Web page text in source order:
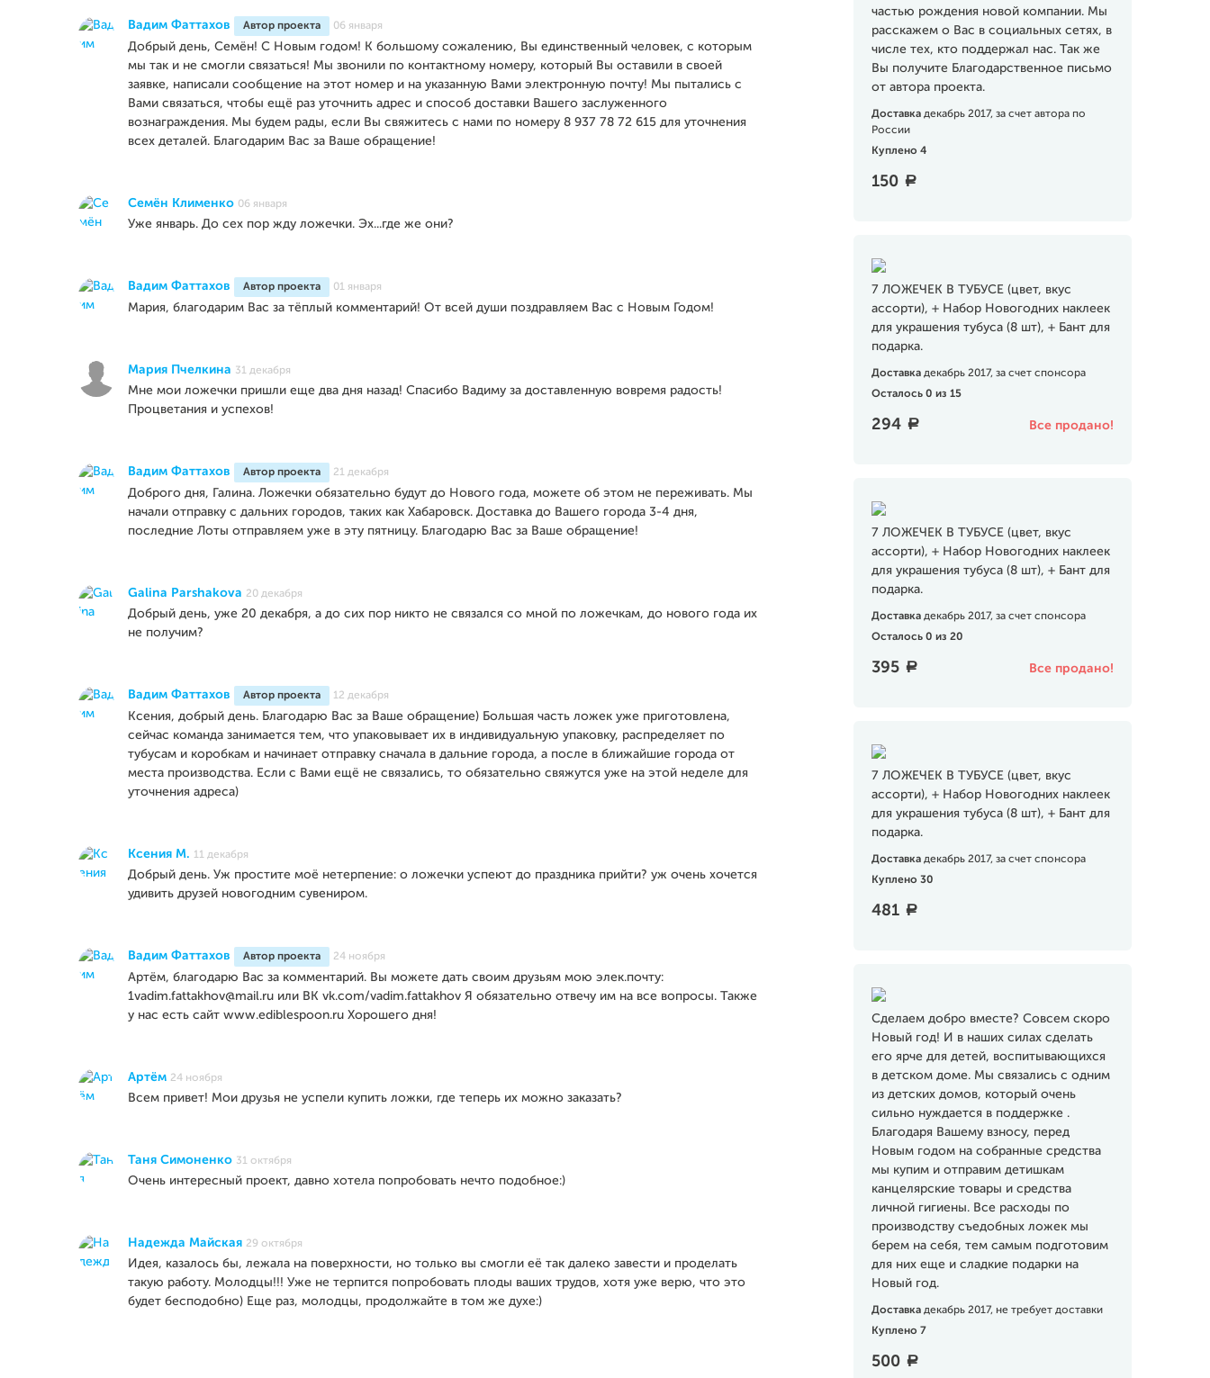
частью рождения новой компании. Мы
расскажем о Вас в социальных сетях, в
числе тех, кто поддержал нас. Так же
Вы получите Благодарственное письмо
от автора проекта.
Доставка декабрь 2017, за счет автора по
России
Куплено 4
150 a
7 ЛОЖЕЧЕК В ТУБУСЕ (цвет, вкус
ассорти), + Набор Новогодних наклеек
для украшения тубуса (8 шт), + Бант для
подарка.
Доставка декабрь 2017, за счет спонсора
Осталось 0 из 15
294 a Все продано!
7 ЛОЖЕЧЕК В ТУБУСЕ (цвет, вкус
ассорти), + Набор Новогодних наклеек
для украшения тубуса (8 шт), + Бант для
подарка.
Доставка декабрь 2017, за счет спонсора
Осталось 0 из 20
395 a Все продано!
7 ЛОЖЕЧЕК В ТУБУСЕ (цвет, вкус
ассорти), + Набор Новогодних наклеек
для украшения тубуса (8 шт), + Бант для
подарка.
Доставка декабрь 2017, за счет спонсора
Куплено 30
481 a
Сделаем добро вместе? Совсем скоро
Новый год! И в наших силах сделать
его ярче для детей, воспитывающихся
в детском доме. Мы связались с одним
из детских домов, который очень
сильно нуждается в поддержке .
Благодаря Вашему взносу, перед
Новым годом на собранные средства
мы купим и отправим детишкам
канцелярские товары и средства
личной гигиены. Все расходы по
производству съедобных ложек мы
берем на себя, тем самым подготовим
для них еще и сладкие подарки на
Новый год.
Доставка декабрь 2017, не требует доставки
Куплено 7
500 a
Вадим Фаттахов Автор проекта 06 января
Добрый день, Семён! С Новым годом! К большому сожалению, Вы единственный человек, с которым
мы так и не смогли связаться! Мы звонили по контактному номеру, который Вы оставили в своей
заявке, написали сообщение на этот номер и на указанную Вами электронную почту! Мы пытались с
Вами связаться, чтобы ещё раз уточнить адрес и способ доставки Вашего заслуженного
вознаграждения. Мы будем рады, если Вы свяжитесь с нами по номеру 8 937 78 72 615 для уточнения
всех деталей. Благодарим Вас за Ваше обращение!
Семён Клименко 06 января
Уже январь. До сех пор жду ложечки. Эх...где же они?
Вадим Фаттахов Автор проекта 01 января
Мария, благодарим Вас за тёплый комментарий! От всей души поздравляем Вас с Новым Годом!
Мария Пчелкина 31 декабря
Мне мои ложечки пришли еще два дня назад! Спасибо Вадиму за доставленную вовремя радость!
Процветания и успехов!
Вадим Фаттахов Автор проекта 21 декабря
Доброго дня, Галина. Ложечки обязательно будут до Нового года, можете об этом не переживать. Мы
начали отправку с дальних городов, таких как Хабаровск. Доставка до Вашего города 3-4 дня,
последние Лоты отправляем уже в эту пятницу. Благодарю Вас за Ваше обращение!
Galina Parshakova 20 декабря
Добрый день, уже 20 декабря, а до сих пор никто не связался со мной по ложечкам, до нового года их
не получим?
Вадим Фаттахов Автор проекта 12 декабря
Ксения, добрый день. Благодарю Вас за Ваше обращение) Большая часть ложек уже приготовлена,
сейчас команда занимается тем, что упаковывает их в индивидуальную упаковку, распределяет по
тубусам и коробкам и начинает отправку сначала в дальние города, а после в ближайшие города от
места производства. Если с Вами ещё не связались, то обязательно свяжутся уже на этой неделе для
уточнения адреса)
Ксения М. 11 декабря
Добрый день. Уж простите моё нетерпение: о ложечки успеют до праздника прийти? уж очень хочется
удивить друзей новогодним сувениром.
Вадим Фаттахов Автор проекта 24 ноября
Артём, благодарю Вас за комментарий. Вы можете дать своим друзьям мою элек.почту:
1vadim.fattakhov@mail.ru или ВК vk.com/vadim.fattakhov Я обязательно отвечу им на все вопросы. Также
у нас есть сайт www.ediblespoon.ru Хорошего дня!
Артём 24 ноября
Всем привет! Мои друзья не успели купить ложки, где теперь их можно заказать?
Таня Симоненко 31 октября
Очень интересный проект, давно хотела попробовать нечто подобное:)
Надежда Майская 29 октября
Идея, казалось бы, лежала на поверхности, но только вы смогли её так далеко завести и проделать
такую работу. Молодцы!!! Уже не терпится попробовать плоды ваших трудов, хотя уже верю, что это
будет бесподобно) Еще раз, молодцы, продолжайте в том же духе:)